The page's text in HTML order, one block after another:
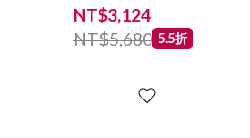
NT$3,124
NT$5,680 5.5折